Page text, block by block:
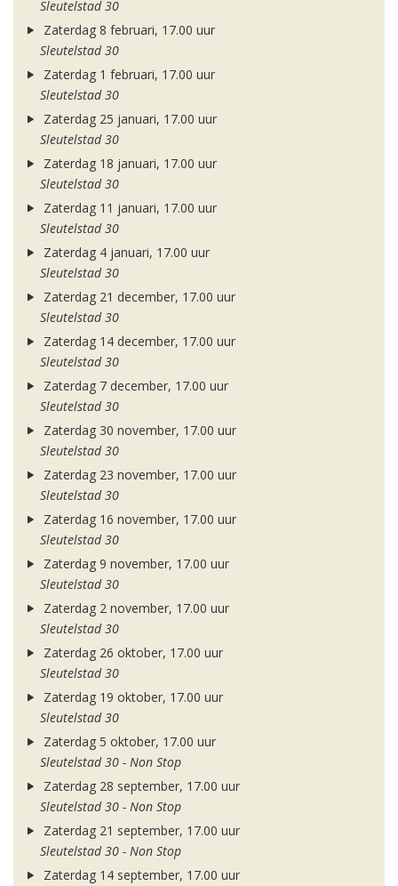
Sleutelstad 30
Zaterdag 8 februari, 17.00 uur
Sleutelstad 30
Zaterdag 1 februari, 17.00 uur
Sleutelstad 30
Zaterdag 25 januari, 17.00 uur
Sleutelstad 30
Zaterdag 18 januari, 17.00 uur
Sleutelstad 30
Zaterdag 11 januari, 17.00 uur
Sleutelstad 30
Zaterdag 4 januari, 17.00 uur
Sleutelstad 30
Zaterdag 21 december, 17.00 uur
Sleutelstad 30
Zaterdag 14 december, 17.00 uur
Sleutelstad 30
Zaterdag 7 december, 17.00 uur
Sleutelstad 30
Zaterdag 30 november, 17.00 uur
Sleutelstad 30
Zaterdag 23 november, 17.00 uur
Sleutelstad 30
Zaterdag 16 november, 17.00 uur
Sleutelstad 30
Zaterdag 9 november, 17.00 uur
Sleutelstad 30
Zaterdag 2 november, 17.00 uur
Sleutelstad 30
Zaterdag 26 oktober, 17.00 uur
Sleutelstad 30
Zaterdag 19 oktober, 17.00 uur
Sleutelstad 30
Zaterdag 5 oktober, 17.00 uur
Sleutelstad 30 - Non Stop
Zaterdag 28 september, 17.00 uur
Sleutelstad 30 - Non Stop
Zaterdag 21 september, 17.00 uur
Sleutelstad 30 - Non Stop
Zaterdag 14 september, 17.00 uur